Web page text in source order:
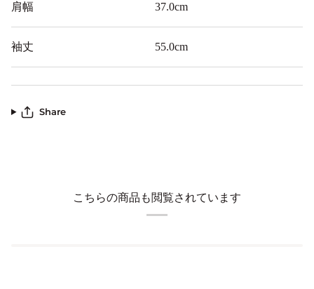
肩幅 37.0cm
袖丈 55.0cm
Share
こちらの商品も閲覧されています